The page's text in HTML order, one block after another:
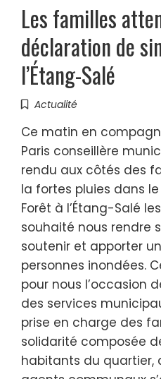
Les familles
déclaration de
l’Étang-Salé
Actualité
Ce matin en
Paris conseillère
rendu aux côtés des
la fortes pluies dans
Forêt à l’Étang-Salé
souhaité nous rendre
soutenir et apporter
personnes inondées.
pour nous l’occasion
des services
prise en charge des
solidarité composée
habitants du quartier,